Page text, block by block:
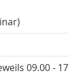
09.00 -